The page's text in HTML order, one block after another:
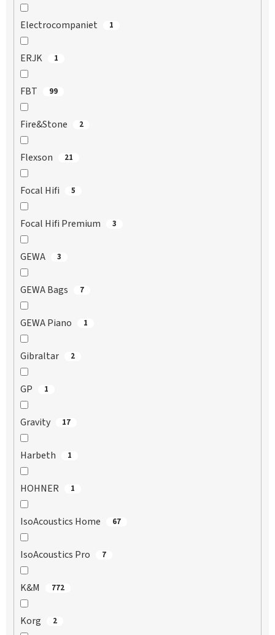
Electrocompaniet 1
ERJK 1
FBT 99
Fire&Stone 2
Flexson 21
Focal Hifi 5
Focal Hifi Premium 3
GEWA 3
GEWA Bags 7
GEWA Piano 1
Gibraltar 2
GP 1
Gravity 17
Harbeth 1
HOHNER 1
IsoAcoustics Home 67
IsoAcoustics Pro 7
K&M 772
Korg 2